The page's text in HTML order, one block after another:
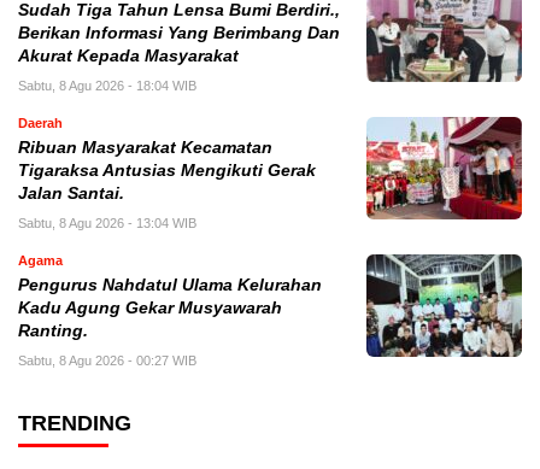
Sudah Tiga Tahun Lensa Bumi Berdiri.,
Berikan Informasi Yang Berimbang Dan
Akurat Kepada Masyarakat
Sabtu, 8 Agu 2026 - 18:04 WIB
Daerah
Ribuan Masyarakat Kecamatan
Tigaraksa Antusias Mengikuti Gerak
Jalan Santai.
Sabtu, 8 Agu 2026 - 13:04 WIB
Agama
Pengurus Nahdatul Ulama Kelurahan
Kadu Agung Gekar Musyawarah
Ranting.
Sabtu, 8 Agu 2026 - 00:27 WIB
TRENDING